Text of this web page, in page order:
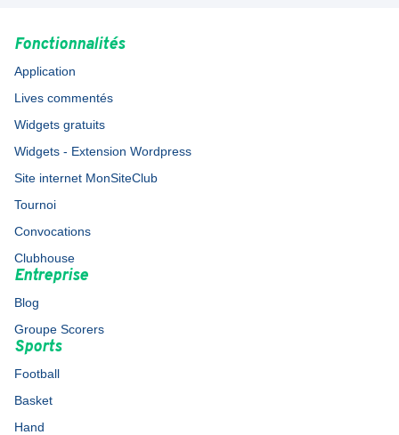
Fonctionnalités
Application
Lives commentés
Widgets gratuits
Widgets - Extension Wordpress
Site internet MonSiteClub
Tournoi
Convocations
Clubhouse
Entreprise
Blog
Groupe Scorers
Sports
Football
Basket
Hand